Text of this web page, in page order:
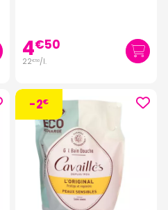
4€50
22€50/l.
-2€